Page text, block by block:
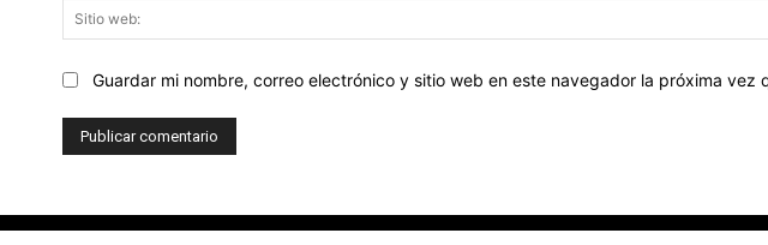
Guardar mi nombre, correo electrónico y sitio web en este navegador la próxima vez